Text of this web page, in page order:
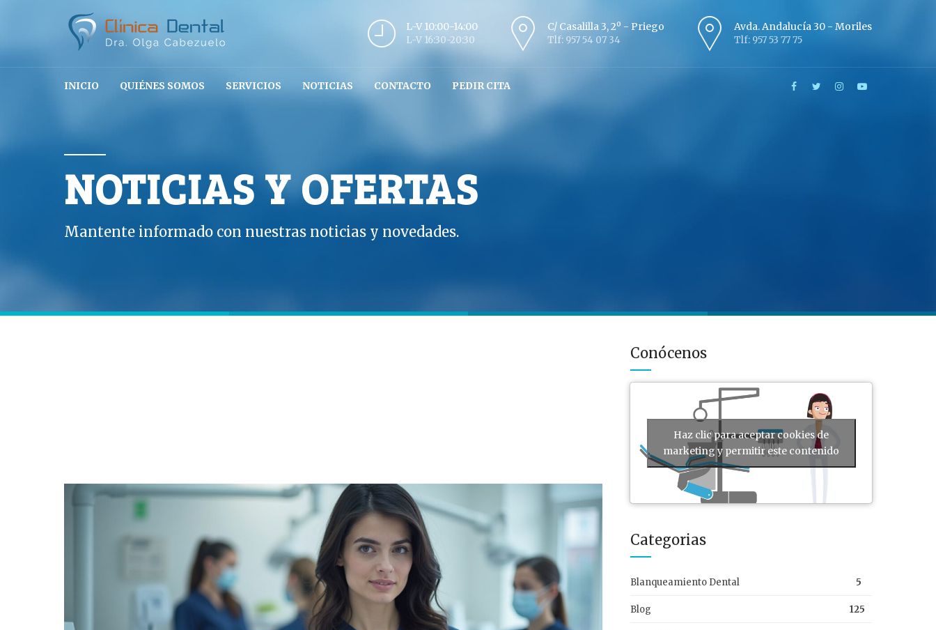
L-V 10:00-14:00
L-V 16:30-20:30
C/ Casalilla 3, 2º - Priego
Tlf: 957 54 07 34
Avda. Andalucía 30 - Moriles
Tlf: 957 53 77 75
INICIO QUIÉNES SOMOS SERVICIOS NOTICIAS CONTACTO PEDIR CITA
NOTICIAS Y OFERTAS
Mantente informado con nuestras noticias y novedades.
Conócenos
Haz clic para aceptar cookies de
marketing y permitir este contenido
Categorias
Blanqueamiento Dental 5
Blog 125